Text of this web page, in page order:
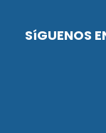
SíGUENOS